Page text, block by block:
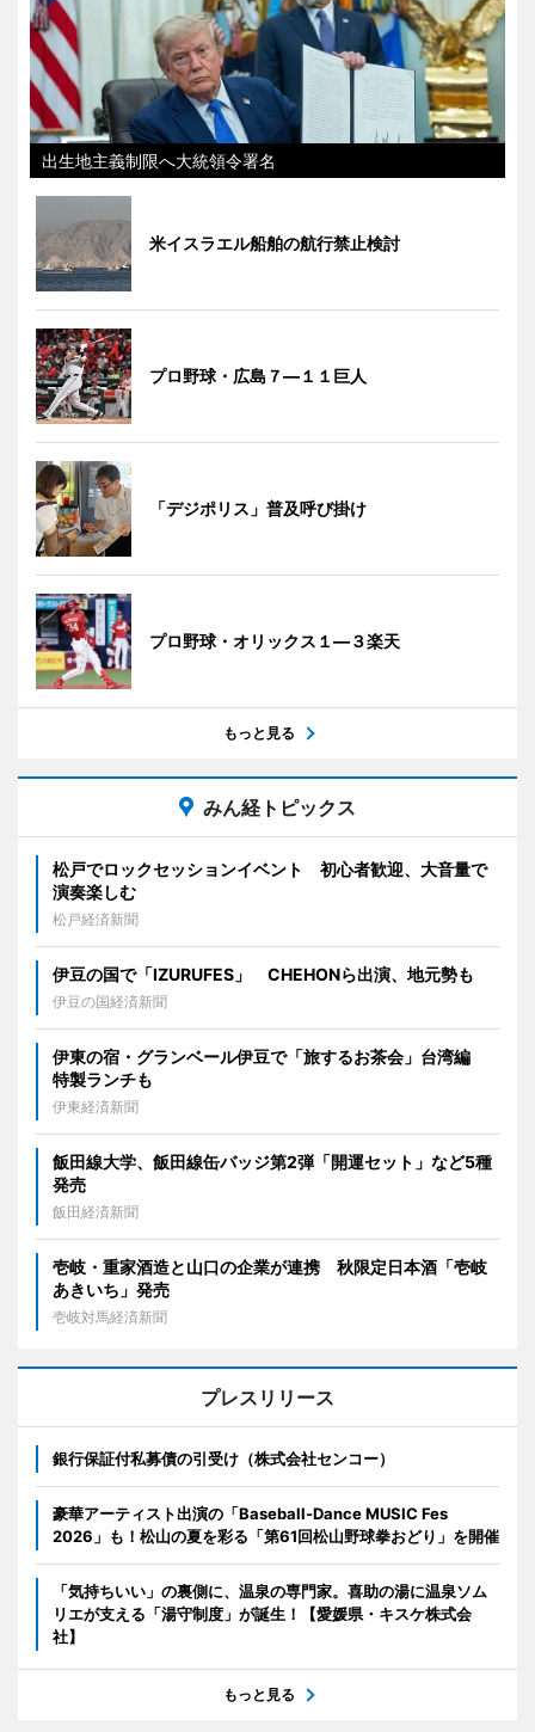
出生地主義制限へ大統領令署名
米イスラエル船舶の航行禁止検討
プロ野球・広島７―１１巨人
「デジポリス」普及呼び掛け
プロ野球・オリックス１―３楽天
もっと見る
みん経トピックス
松戸でロックセッションイベント 初心者歓迎、大音量で
演奏楽しむ
松戸経済新聞
伊豆の国で「IZURUFES」 CHEHONら出演、地元勢も
伊豆の国経済新聞
伊東の宿・グランベール伊豆で「旅するお茶会」台湾編
特製ランチも
伊東経済新聞
飯田線大学、飯田線缶バッジ第2弾「開運セット」など5種
発売
飯田経済新聞
壱岐・重家酒造と山口の企業が連携 秋限定日本酒「壱岐
あきいち」発売
壱岐対馬経済新聞
プレスリリース
銀行保証付私募債の引受け（株式会社センコー）
豪華アーティスト出演の「Baseball-Dance MUSIC Fes
2026」も！松山の夏を彩る「第61回松山野球拳おどり」を開催
「気持ちいい」の裏側に、温泉の専門家。喜助の湯に温泉ソム
リエが支える「湯守制度」が誕生！【愛媛県・キスケ株式会
社】
もっと見る